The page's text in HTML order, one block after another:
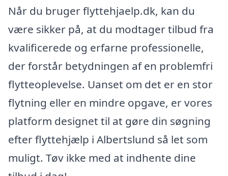
Når du bruger flyttehjaelp.dk, kan du
være sikker på, at du modtager tilbud fra
kvalificerede og erfarne professionelle,
der forstår betydningen af en problemfri
flytteoplevelse. Uanset om det er en stor
flytning eller en mindre opgave, er vores
platform designet til at gøre din søgning
efter flyttehjælp i Albertslund så let som
muligt. Tøv ikke med at indhente dine